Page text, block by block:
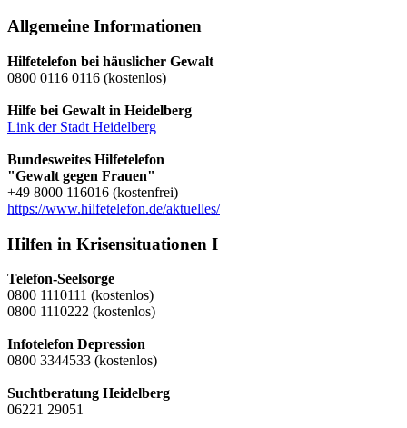
Allgemeine Informationen
Hilfetelefon bei häuslicher Gewalt
0800 0116 0116 (kostenlos)
Hilfe bei Gewalt in Heidelberg
Link der Stadt Heidelberg
Bundesweites Hilfetelefon
"Gewalt gegen Frauen"
+49 8000 116016 (kostenfrei)
https://www.hilfetelefon.de/aktuelles/
Hilfen in Krisensituationen I
Telefon-Seelsorge
0800 1110111 (kostenlos)
0800 1110222 (kostenlos)
Infotelefon Depression
0800 3344533 (kostenlos)
Suchtberatung Heidelberg
06221 29051